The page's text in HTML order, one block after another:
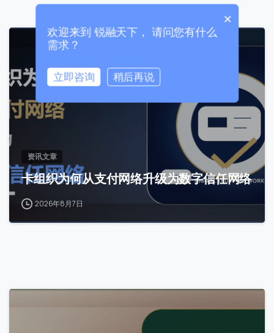
0
资讯文章
卡组织为何从支付网络升级为数字信任网络
2026年8月7日
0
0 / 180
首次进入页面
访问历史
×
欢迎来到 锐融天下， 请问您有什么
需求？
立即咨询 稍后再说